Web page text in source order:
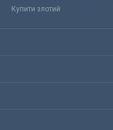
Купити злотий